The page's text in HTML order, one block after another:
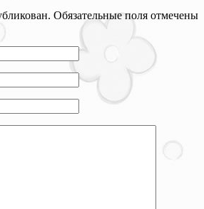
Обязательные поля отмечены